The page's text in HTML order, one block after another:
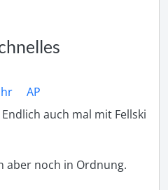
AP
auch mal mit Fellski
aber noch in Ordnung.